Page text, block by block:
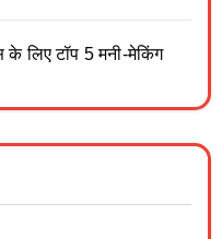
लिए टॉप 5 मनी-मेकिंग